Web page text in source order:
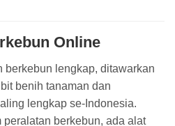
Online
berkebun lengkap, ditawarkan
benih tanaman dan
lengkap se-Indonesia.
berkebun, ada alat